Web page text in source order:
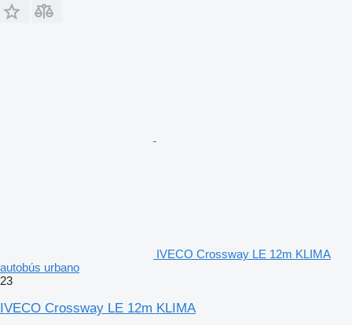
IVECO Crossway LE 12m KLIMA
autobús urbano
23
IVECO Crossway LE 12m KLIMA